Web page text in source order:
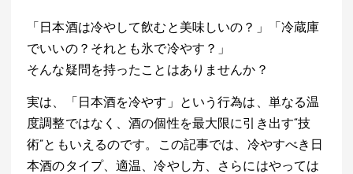
at
s
p
p
ce
b
o
k
e
e
n
「日本酒は冷やして飲むと美味しいの？」「冷蔵庫
でいいの？それとも氷で冷やす？」
そんな疑問を持ったことはありませんか？
実は、「日本酒を冷やす」という行為は、単なる温
度調整ではなく、酒の個性を最大限に引き出す“技
術”ともいえるのです。この記事では、冷やすべき日
本酒のタイプ、適温、冷やし方、さらにはやっては